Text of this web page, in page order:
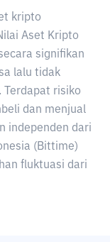
kripto
Aset Kripto
signifikan
lalu tidak
Terdapat risiko
dan menjual
independen dari
(Bittime)
fluktuasi dari